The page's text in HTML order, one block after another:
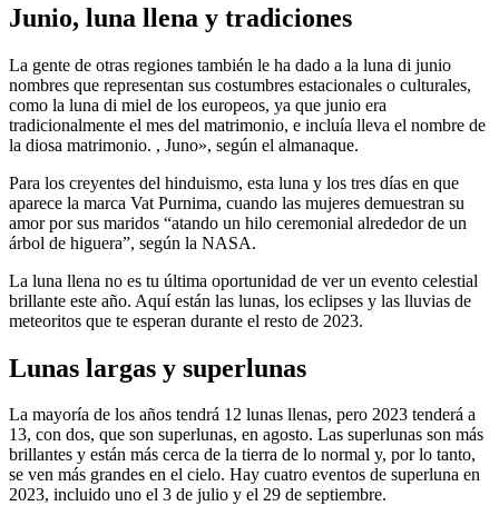
Junio, luna llena y tradiciones
La gente de otras regiones también le ha dado a la luna di junio
nombres que representan sus costumbres estacionales o culturales,
como la luna di miel de los europeos, ya que junio era
tradicionalmente el mes del matrimonio, e incluía lleva el nombre de
la diosa matrimonio. , Juno», según el almanaque.
Para los creyentes del hinduismo, esta luna y los tres días en que
aparece la marca Vat Purnima, cuando las mujeres demuestran su
amor por sus maridos “atando un hilo ceremonial alrededor de un
árbol de higuera”, según la NASA.
La luna llena no es tu última oportunidad de ver un evento celestial
brillante este año. Aquí están las lunas, los eclipses y las lluvias de
meteoritos que te esperan durante el resto de 2023.
Lunas largas y superlunas
La mayoría de los años tendrá 12 lunas llenas, pero 2023 tenderá a
13, con dos, que son superlunas, en agosto. Las superlunas son más
brillantes y están más cerca de la tierra de lo normal y, por lo tanto,
se ven más grandes en el cielo. Hay cuatro eventos de superluna en
2023, incluido uno el 3 de julio y el 29 de septiembre.